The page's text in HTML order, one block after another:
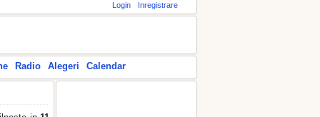
Login Inregistrare
Radio Alegeri Calendar